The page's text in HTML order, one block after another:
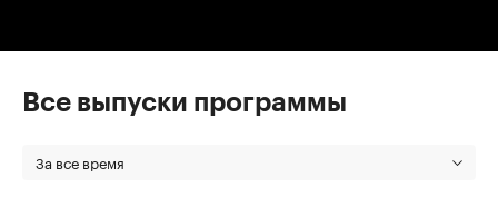
Все выпуски программы
За все время